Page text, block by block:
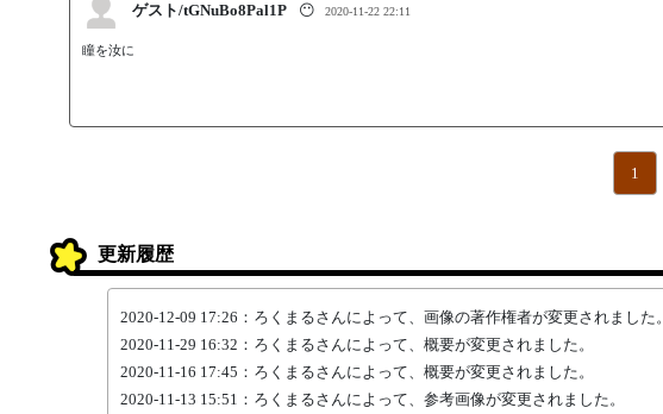
ゲスト/tGNuBo8Pal1P 😶 2020-11-22 22:11
瞳を汝に
1
更新履歴
2020-12-09 17:26：ろくまるさんによって、画像の著作権者が変更されました。
2020-11-29 16:32：ろくまるさんによって、概要が変更されました。
2020-11-16 17:45：ろくまるさんによって、概要が変更されました。
2020-11-13 15:51：ろくまるさんによって、参考画像が変更されました。